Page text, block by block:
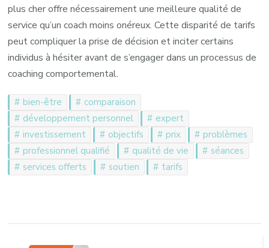
plus cher offre nécessairement une meilleure qualité de
service qu’un coach moins onéreux. Cette disparité de tarifs
peut compliquer la prise de décision et inciter certains
individus à hésiter avant de s’engager dans un processus de
coaching comportemental.
bien-être
comparaison
développement personnel
expert
investissement
objectifs prix
problèmes
professionnel qualifié
qualité de vie
séances
services offerts
soutien tarifs